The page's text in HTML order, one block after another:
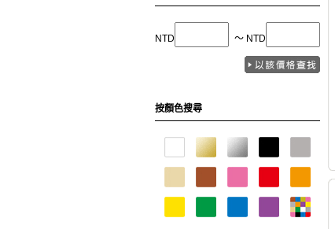
NTD 〜 NTD
按顏色搜尋